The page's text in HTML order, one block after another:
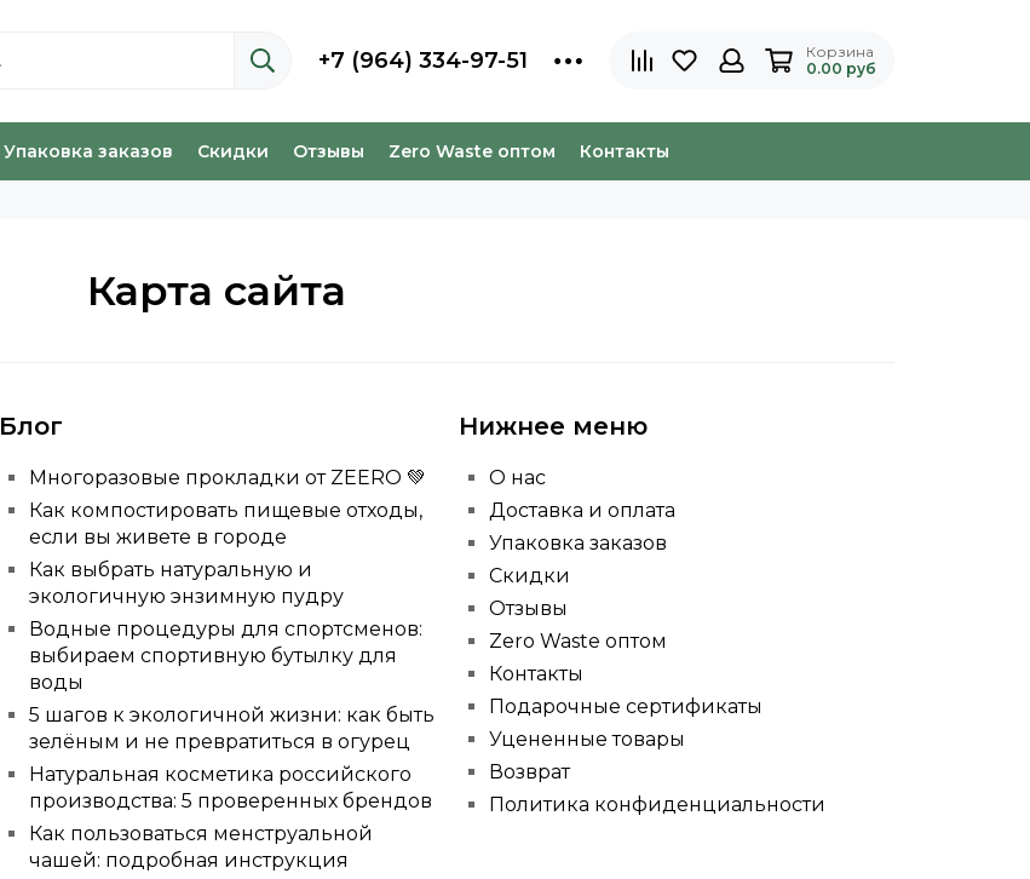
+7 (964) 334-97-51
Корзина
0.00 руб
Упаковка заказов Скидки Отзывы Zero Waste оптом Контакты
Карта сайта
Блог
Многоразовые прокладки от ZEERO 💚
Как компостировать пищевые отходы,
если вы живете в городе
Как выбрать натуральную и
экологичную энзимную пудру
Водные процедуры для спортсменов:
выбираем спортивную бутылку для
воды
5 шагов к экологичной жизни: как быть
зелёным и не превратиться в огурец
Натуральная косметика российского
производства: 5 проверенных брендов
Как пользоваться менструальной
чашей: подробная инструкция
Нижнее меню
О нас
Доставка и оплата
Упаковка заказов
Скидки
Отзывы
Zero Waste оптом
Контакты
Подарочные сертификаты
Уцененные товары
Возврат
Политика конфиденциальности